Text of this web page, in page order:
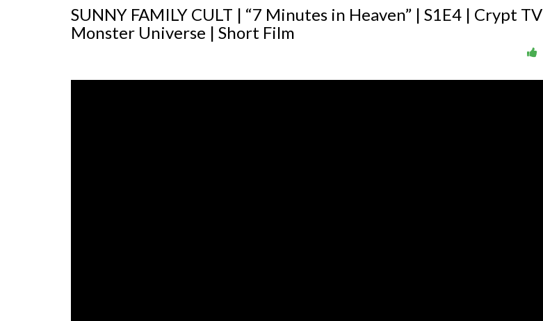
SUNNY FAMILY CULT | “7 Minutes in Heaven” | S1E4 | Crypt TV
Monster Universe | Short Film